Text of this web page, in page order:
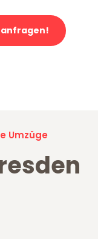
anfragen!
Umzüge